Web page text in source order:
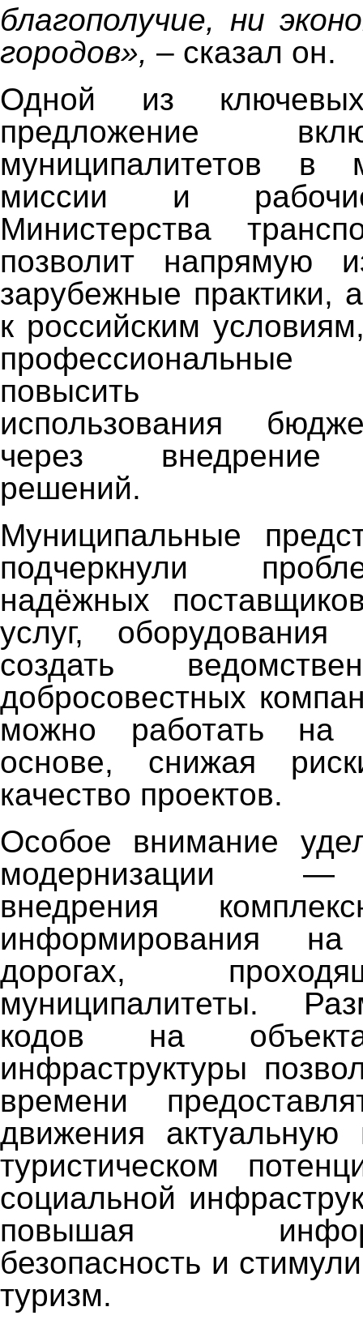
благополучие, ни
городов», – сказал он.
Одной из
предложение
муниципалитетов в
миссии и
Министерства
позволит напрямую
зарубежные практики,
к российским
повысить
использования
через внедрение
решений.
Муниципальные
подчеркнули
надёжных
услуг,
создать
добросовестных
можно работать на
основе, снижая
качество проектов.
Особое внимание
модернизации —
внедрения
информирования
дорогах,
муниципалитеты.
кодов на
инфраструктуры
времени
движения
туристическом
социальной
повышая
безопасность и
туризм.